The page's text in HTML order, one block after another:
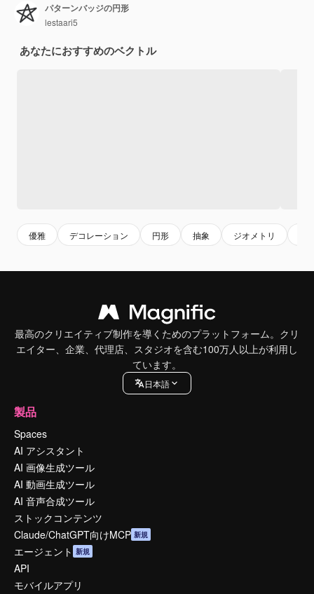
パターンバッジの円形
lestaari5
あなたにおすすめのベクトル
優雅 デコレーション 円形 抽象 ジオメトリ
最高のクリエイティブ制作を導くためのプラットフォーム。クリ
エイター、企業、代理店、スタジオを含む100万人以上が利用し
ています。
日本語
製品
Spaces
AI アシスタント
AI 画像生成ツール
AI 動画生成ツール
AI 音声合成ツール
ストックコンテンツ
Claude/ChatGPT向けMCP 新規
エージェント 新規
API
モバイルアプリ